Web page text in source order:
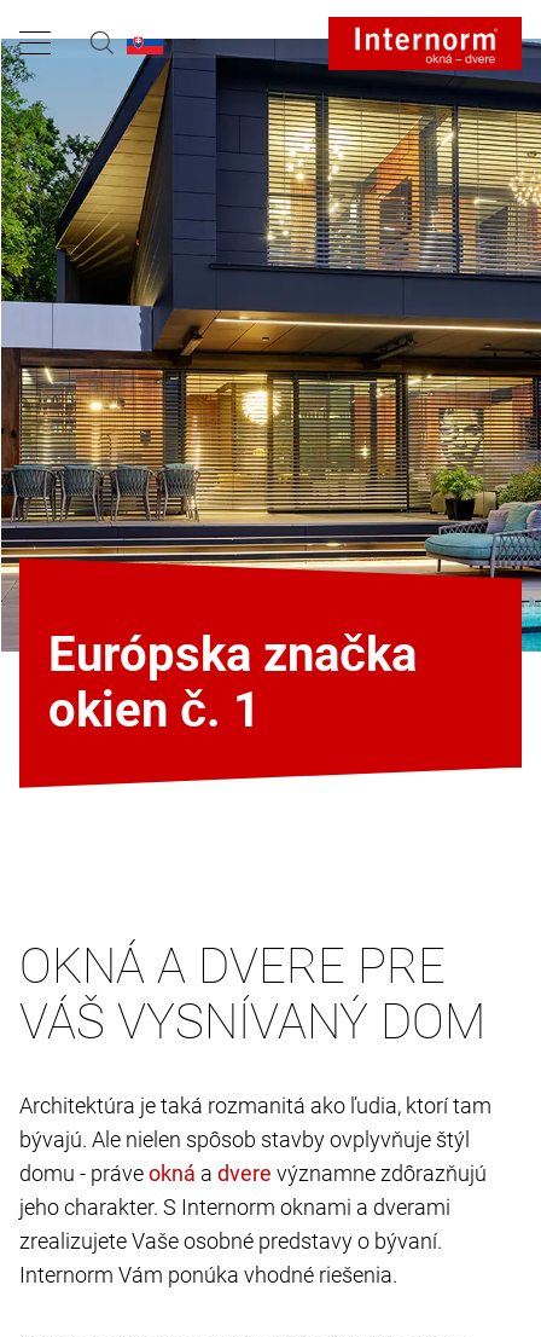
Európska značka
okien č. 1
OKNÁ A DVERE PRE
VÁŠ VYSNÍVANÝ DOM
Architektúra je taká rozmanitá ako ľudia, ktorí tam
bývajú. Ale nielen spôsob stavby ovplyvňuje štýl
domu - práve
a
významne zdôrazňujú
jeho charakter. S Internorm oknami a dverami
zrealizujete Vaše osobné predstavy o bývaní.
Internorm Vám ponúka vhodné riešenia.